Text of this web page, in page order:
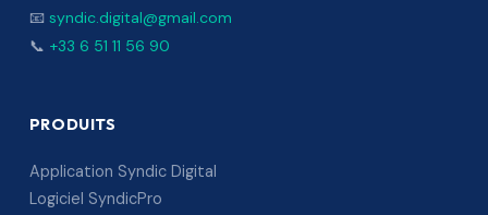
📧 syndic.digital@gmail.com
📞 +33 6 51 11 56 90
PRODUITS
Application Syndic Digital
Logiciel SyndicPro